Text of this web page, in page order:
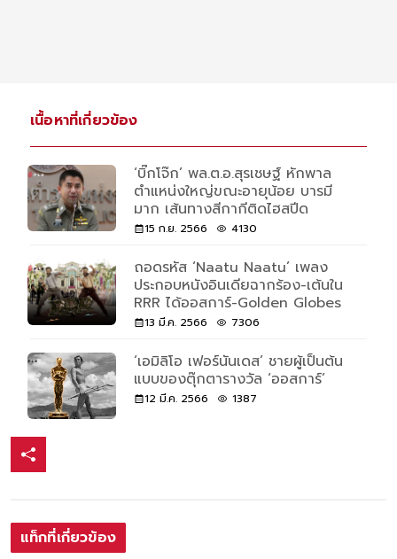
เนื้อหาที่เกี่ยวข้อง
‘บิ๊กโจ๊ก’ พล.ต.อ.สุรเชษฐ์ หักพาล
ตำแหน่งใหญ่ขณะอายุน้อย บารมี
มาก เส้นทางสีกากีติดไฮสปีด
15 ก.ย. 2566 4130
ถอดรหัส ‘Naatu Naatu’ เพลง
ประกอบหนังอินเดียฉากร้อง-เต้นใน
RRR ได้ออสการ์-Golden Globes
13 มี.ค. 2566 7306
‘เอมิลิโอ เฟอร์นันเดส’ ชายผู้เป็นต้น
แบบของตุ๊กตารางวัล ‘ออสการ์’
12 มี.ค. 2566 1387
แท็กที่เกี่ยวข้อง